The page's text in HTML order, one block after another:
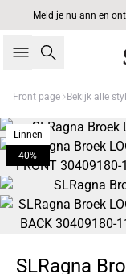
Meld je nu ann en
Zoeken
Front page Bekijk alle
Linnen
- 40%
SLRagna